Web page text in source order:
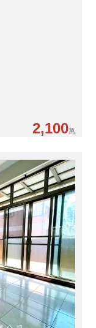
2,100萬